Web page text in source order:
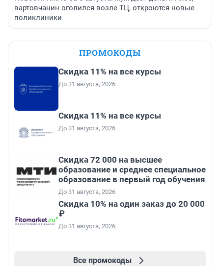
вартовчанин оголился возле ТЦ, откроются новые
поликлиники
ПРОМОКОДЫ
Скидка 11% на все курсы
До 31 августа, 2026
Скидка 11% на все курсы
До 31 августа, 2026
Скидка 72 000 на высшее
образование и среднее специальное
образование в первый год обучения
До 31 августа, 2026
Скидка 10% на один заказ до 20 000
₽
До 31 августа, 2026
Все промокоды